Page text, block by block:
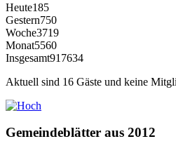
Heute185
Gestern750
Woche3719
Monat5560
Insgesamt917634
Aktuell sind 16 Gäste und keine
Gemeindeblätter aus 2012